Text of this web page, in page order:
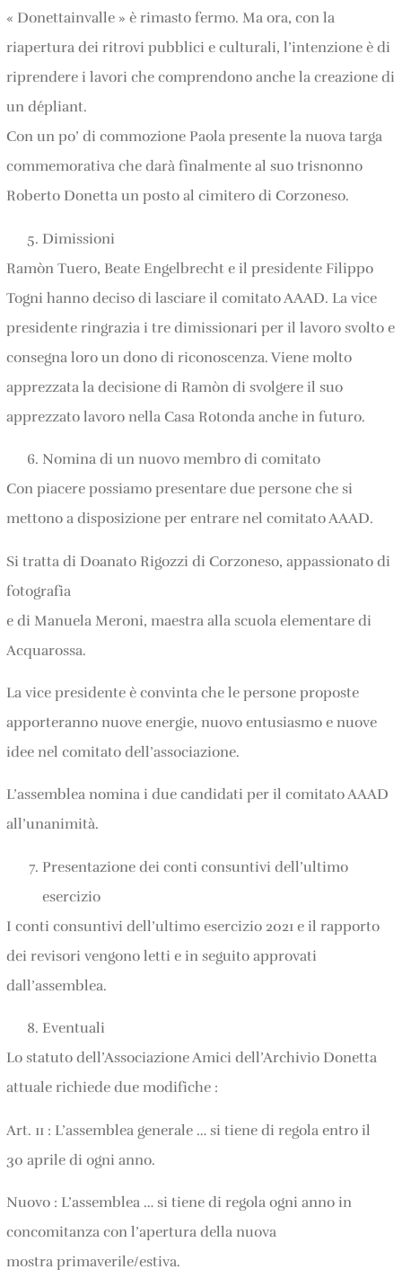
« Donettainvalle » è rimasto fermo. Ma ora, con la
riapertura dei ritrovi pubblici e culturali, l’intenzione è di
riprendere i lavori che comprendono anche la creazione di
un dépliant.
Con un po’ di commozione Paola presente la nuova targa
commemorativa che darà finalmente al suo trisnonno
Roberto Donetta un posto al cimitero di Corzoneso.
Dimissioni
Ramòn Tuero, Beate Engelbrecht e il presidente Filippo
Togni hanno deciso di lasciare il comitato AAAD. La vice
presidente ringrazia i tre dimissionari per il lavoro svolto e
consegna loro un dono di riconoscenza. Viene molto
apprezzata la decisione di Ramòn di svolgere il suo
apprezzato lavoro nella Casa Rotonda anche in futuro.
Nomina di un nuovo membro di comitato
Con piacere possiamo presentare due persone che si
mettono a disposizione per entrare nel comitato AAAD.
Si tratta di Doanato Rigozzi di Corzoneso, appassionato di
fotografia
e di Manuela Meroni, maestra alla scuola elementare di
Acquarossa.
La vice presidente è convinta che le persone proposte
apporteranno nuove energie, nuovo entusiasmo e nuove
idee nel comitato dell’associazione.
L’assemblea nomina i due candidati per il comitato AAAD
all’unanimità.
Presentazione dei conti consuntivi dell’ultimo
esercizio
I conti consuntivi dell’ultimo esercizio 2021 e il rapporto
dei revisori vengono letti e in seguito approvati
dall’assemblea.
Eventuali
Lo statuto dell’Associazione Amici dell’Archivio Donetta
attuale richiede due modifiche :
Art. 11 : L’assemblea generale … si tiene di regola entro il
30 aprile di ogni anno.
Nuovo : L’assemblea … si tiene di regola ogni anno in
concomitanza con l’apertura della nuova
mostra primaverile/estiva.